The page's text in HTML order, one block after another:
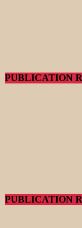
PUBLICATION
PUBLICATION